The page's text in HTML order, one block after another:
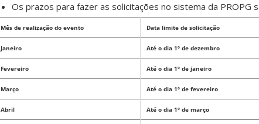
Os prazos para fazer as solicitações no sistema da PROPG
Mês de realização do evento Data limite de solicitação
Janeiro Até o dia 1º de dezembro
Fevereiro Até o dia 1º de janeiro
Março Até o dia 1º de fevereiro
Abril Até o dia 1º de março